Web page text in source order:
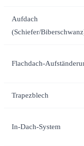
Aufdach
(Schiefer/
Flachdach-
Trapezblech
In-Dach-System